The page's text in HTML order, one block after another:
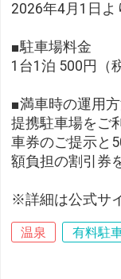
2026年4月1日よ
■駐車場料金
1台1泊 500円（
■満車時の運用
提携駐車場をご
車券のご提示と
額負担の割引券
※詳細は公式サ
温泉 有料駐